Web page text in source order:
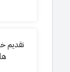
تقديم